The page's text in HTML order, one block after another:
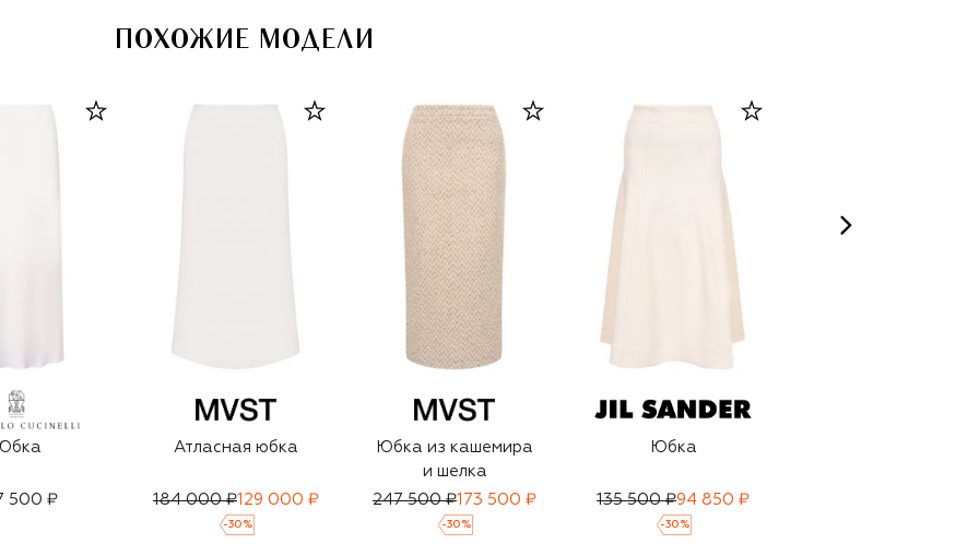
ПОХОЖИЕ МОДЕЛИ
500 ₽
Атласная юбка
184 000 ₽129 000 ₽
-30 %
Юбка из кашемира
и шелка
247 500 ₽173 500 ₽
-30 %
Юбка
135 500 ₽94 850 ₽
-30 %